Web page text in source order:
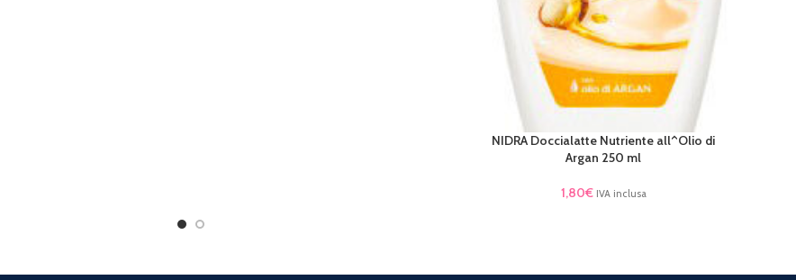
AGGIUNGI AL CARRELLO
NIDRA Doccialatte Nutriente all^Olio di
Argan 250 ml
1,80€ IVA inclusa